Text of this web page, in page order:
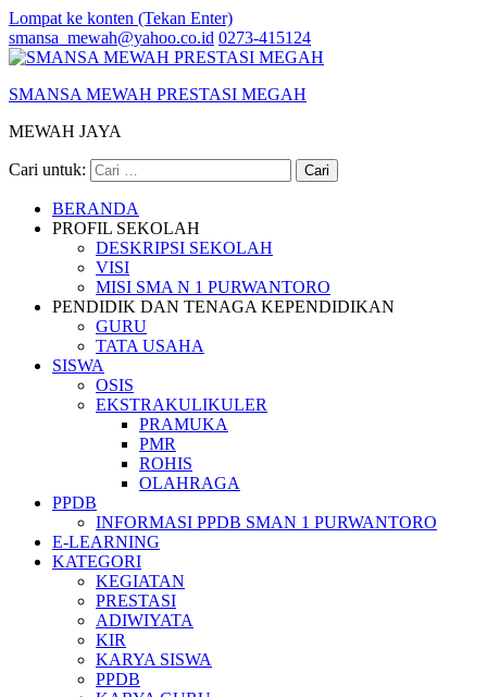
Lompat ke konten (Tekan Enter)
smansa_mewah@yahoo.co.id 0273-415124
SMANSA MEWAH PRESTASI MEGAH
MEWAH JAYA
Cari untuk:
BERANDA
PROFIL SEKOLAH
DESKRIPSI SEKOLAH
VISI
MISI SMA N 1 PURWANTORO
PENDIDIK DAN TENAGA KEPENDIDIKAN
GURU
TATA USAHA
SISWA
OSIS
EKSTRAKULIKULER
PRAMUKA
PMR
ROHIS
OLAHRAGA
PPDB
INFORMASI PPDB SMAN 1 PURWANTORO
E-LEARNING
KATEGORI
KEGIATAN
PRESTASI
ADIWIYATA
KIR
KARYA SISWA
PPDB